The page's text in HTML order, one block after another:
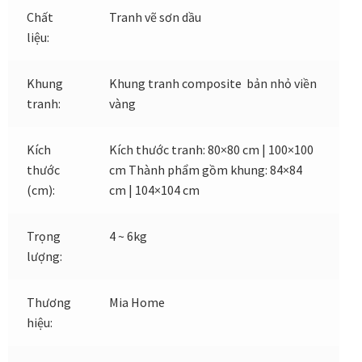
Đóng khung tranh canvas – tranh sơn dầu
Đóng khung tranh đính đá
poster, bản vẽ tay
Đóng khung tranh sơn mài
Đóng khung tranh thêu
Giới Thiệu Mia Home
Chất
liệu:
Tranh vẽ sơn dầu
Khung
tranh:
Khung tranh composite bản nhỏ viền
vàng
Kích
thước
(cm):
Kích thước tranh: 80×80 cm | 100×100
cm Thành phẩm gồm khung: 84×84
cm | 104×104 cm
Trọng
lượng:
4 ~ 6kg
Thương
hiệu:
Mia Home